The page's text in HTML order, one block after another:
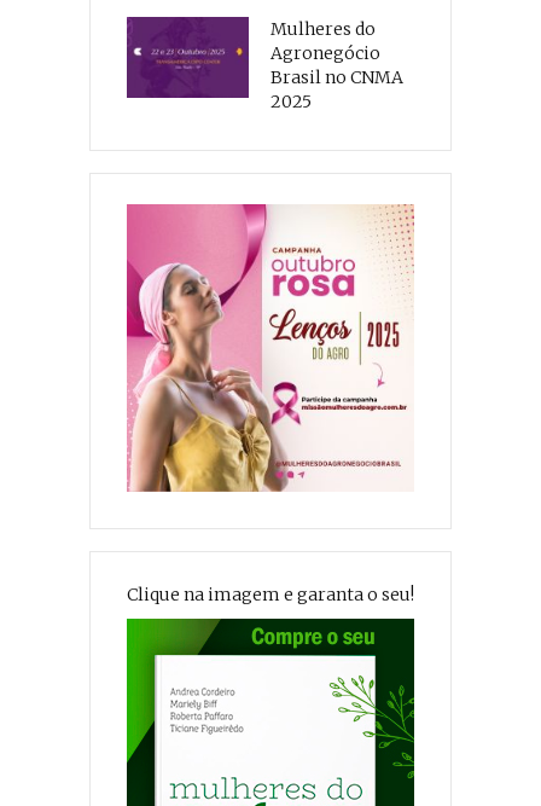
Mulheres do
Agronegócio
Brasil no CNMA
2025
Clique na imagem e garanta o seu!